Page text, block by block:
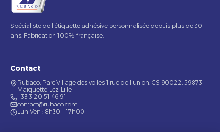
Spécialiste de l'étiquette adhésive personnalisée depuis plus de 30
ans. Fabrication 100% française.
Contact
Rubaco, Parc Village des voiles 1 rue de l'union, CS 90022, 59873
Marquette-Lez-Lille
+33 3 20 51 46 91
contact@rubaco.com
Lun-Ven : 8h30 – 17h00